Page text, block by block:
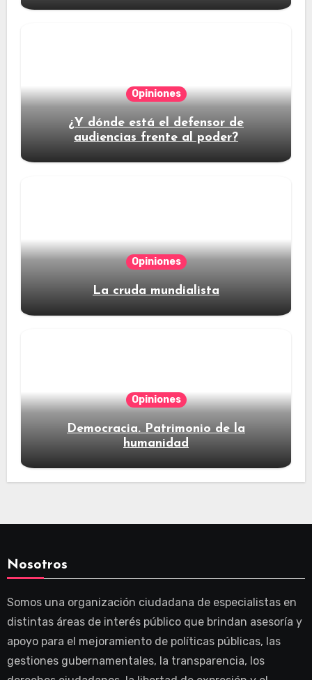
Opiniones
¿Y dónde está el defensor de
audiencias frente al poder?
Opiniones
La cruda mundialista
Opiniones
Democracia. Patrimonio de la
humanidad
Nosotros
Somos una organización ciudadana de especialistas en
distintas áreas de interés público que brindan asesoría y
apoyo para el mejoramiento de políticas públicas, las
gestiones gubernamentales, la transparencia, los